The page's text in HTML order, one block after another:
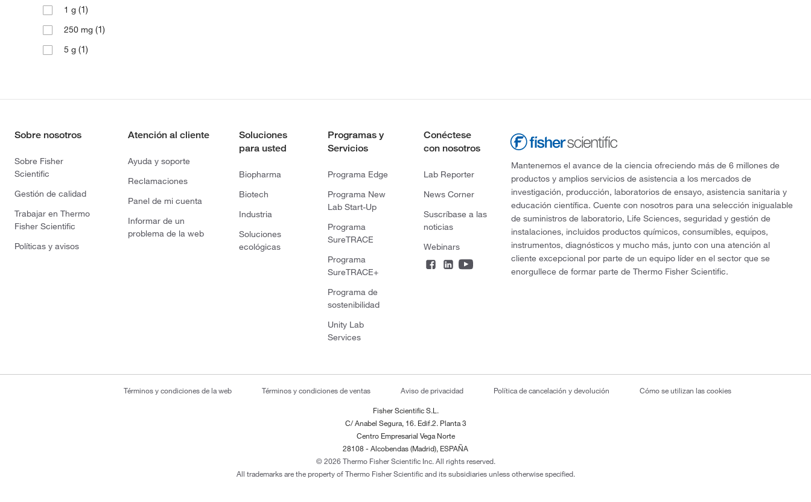
1 g (1)
250 mg (1)
5 g (1)
Sobre nosotros
Sobre Fisher
Scientific
Gestión de calidad
Trabajar en Thermo
Fisher Scientific
Políticas y avisos
Atención al cliente
Ayuda y soporte
Reclamaciones
Panel de mi cuenta
Informar de un
problema de la web
Soluciones
para usted
Biopharma
Biotech
Industria
Soluciones
ecológicas
Programas y
Servicios
Programa Edge
Programa New
Lab Start-Up
Programa
SureTRACE
Programa
SureTRACE+
Programa de
sostenibilidad
Unity Lab
Services
Conéctese
con nosotros
Lab Reporter
News Corner
Suscríbase a las
noticias
Webinars
Mantenemos el avance de la ciencia ofreciendo más de 6 millones de
productos y amplios servicios de asistencia a los mercados de
investigación, producción, laboratorios de ensayo, asistencia sanitaria y
educación científica. Cuente con nosotros para una selección inigualable
de suministros de laboratorio, Life Sciences, seguridad y gestión de
instalaciones, incluidos productos químicos, consumibles, equipos,
instrumentos, diagnósticos y mucho más, junto con una atención al
cliente excepcional por parte de un equipo líder en el sector que se
enorgullece de formar parte de Thermo Fisher Scientific.
Términos y condiciones de la web Términos y condiciones de ventas Aviso de privacidad Política de cancelación y devolución Cómo se utilizan las cookies
Fisher Scientific S.L.
C/ Anabel Segura, 16. Edif.2. Planta 3
Centro Empresarial Vega Norte
28108 - Alcobendas (Madrid), ESPAÑA
© 2026 Thermo Fisher Scientific Inc. All rights reserved.
All trademarks are the property of Thermo Fisher Scientific and its subsidiaries unless otherwise specified.